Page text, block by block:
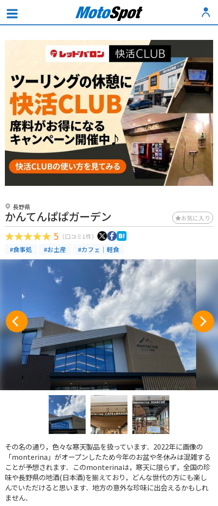
長野県
かんてんぱぱガーデン お気に入り
5 （口コミ1件）
#食事処 #お土産 #カフェ｜軽食
その名の通り，色々な寒天製品を扱っています．2022年に画像の
「monterina」がオープンしたため今年のお盆や冬休みは混雑する
ことが予想されます．このmonterinaは，寒天に限らず，全国の珍
味や長野県の地酒(日本酒)を揃えており，どんな世代の方にも楽し
んでいただけると思います．地方の意外な珍味に出会えるかもしれ
ません．